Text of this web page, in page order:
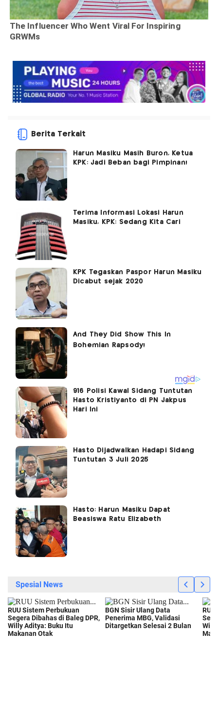
Berita Terkait
Harun Masiku Masih Buron, Ketua
KPK: Jadi Beban bagi Pimpinan!
Terima Informasi Lokasi Harun
Masiku, KPK: Sedang Kita Cari
KPK Tegaskan Paspor Harun Masiku
Dicabut sejak 2020
916 Polisi Kawal Sidang Tuntutan
Hasto Kristiyanto di PN Jakpus
Hari Ini
Hasto Dijadwalkan Hadapi Sidang
Tuntutan 3 Juli 2025
Hasto: Harun Masiku Dapat
Beasiswa Ratu Elizabeth